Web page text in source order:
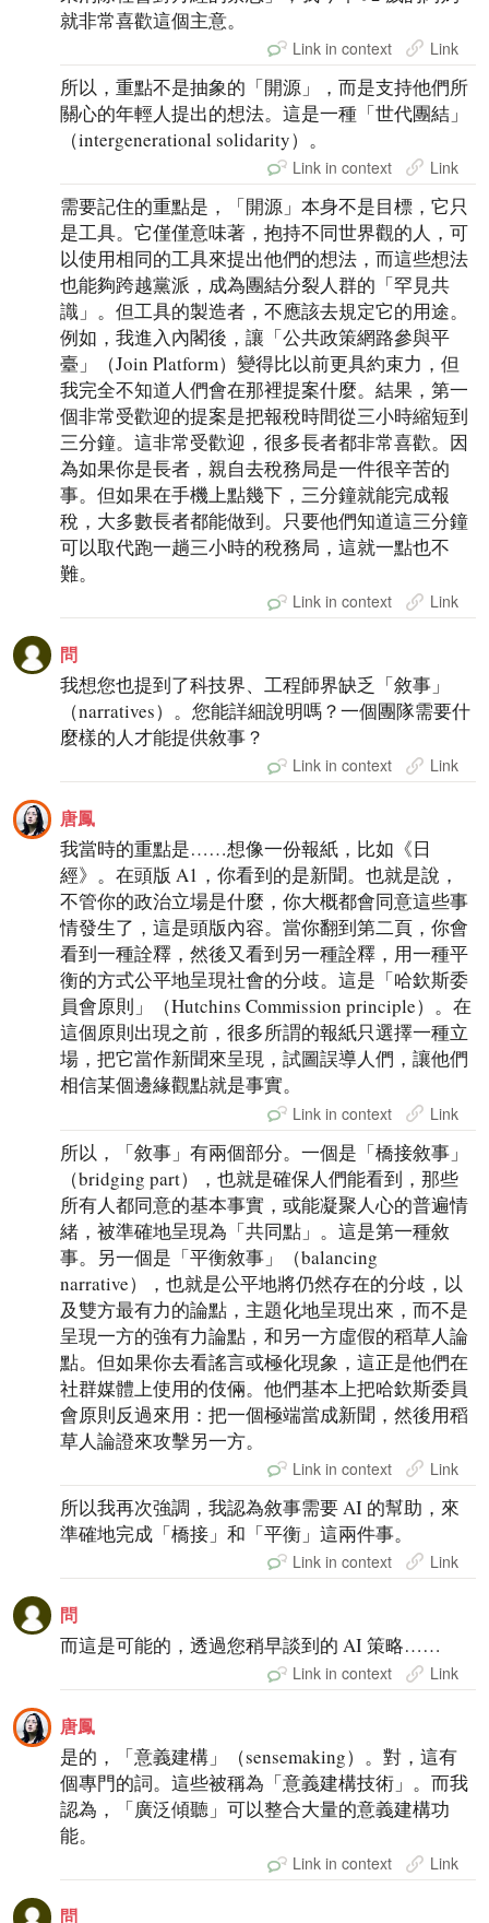
就非常喜歡這個主意。
Link in context Link
所以，重點不是抽象的「開源」，而是支持他們所
關心的年輕人提出的想法。這是一種「世代團結」
（intergenerational solidarity）。
Link in context Link
需要記住的重點是，「開源」本身不是目標，它只
是工具。它僅僅意味著，抱持不同世界觀的人，可
以使用相同的工具來提出他們的想法，而這些想法
也能夠跨越黨派，成為團結分裂人群的「罕見共
識」。但工具的製造者，不應該去規定它的用途。
例如，我進入內閣後，讓「公共政策網路參與平
臺」（Join Platform）變得比以前更具約束力，但
我完全不知道人們會在那裡提案什麼。結果，第一
個非常受歡迎的提案是把報稅時間從三小時縮短到
三分鐘。這非常受歡迎，很多長者都非常喜歡。因
為如果你是長者，親自去稅務局是一件很辛苦的
事。但如果在手機上點幾下，三分鐘就能完成報
稅，大多數長者都能做到。只要他們知道這三分鐘
可以取代跑一趟三小時的稅務局，這就一點也不
難。
Link in context Link
問
我想您也提到了科技界、工程師界缺乏「敘事」
（narratives）。您能詳細說明嗎？一個團隊需要什
麼樣的人才能提供敘事？
Link in context Link
唐鳳
我當時的重點是……想像一份報紙，比如《日
經》。在頭版 A1，你看到的是新聞。也就是說，
不管你的政治立場是什麼，你大概都會同意這些事
情發生了，這是頭版內容。當你翻到第二頁，你會
看到一種詮釋，然後又看到另一種詮釋，用一種平
衡的方式公平地呈現社會的分歧。這是「哈欽斯委
員會原則」（Hutchins Commission principle）。在
這個原則出現之前，很多所謂的報紙只選擇一種立
場，把它當作新聞來呈現，試圖誤導人們，讓他們
相信某個邊緣觀點就是事實。
Link in context Link
所以，「敘事」有兩個部分。一個是「橋接敘事」
（bridging part），也就是確保人們能看到，那些
所有人都同意的基本事實，或能凝聚人心的普遍情
緒，被準確地呈現為「共同點」。這是第一種敘
事。另一個是「平衡敘事」（balancing
narrative），也就是公平地將仍然存在的分歧，以
及雙方最有力的論點，主題化地呈現出來，而不是
呈現一方的強有力論點，和另一方虛假的稻草人論
點。但如果你去看謠言或極化現象，這正是他們在
社群媒體上使用的伎倆。他們基本上把哈欽斯委員
會原則反過來用：把一個極端當成新聞，然後用稻
草人論證來攻擊另一方。
Link in context Link
所以我再次強調，我認為敘事需要 AI 的幫助，來
準確地完成「橋接」和「平衡」這兩件事。
Link in context Link
問
而這是可能的，透過您稍早談到的 AI 策略……
Link in context Link
唐鳳
是的，「意義建構」（sensemaking）。對，這有
個專門的詞。這些被稱為「意義建構技術」。而我
認為，「廣泛傾聽」可以整合大量的意義建構功
能。
Link in context Link
問